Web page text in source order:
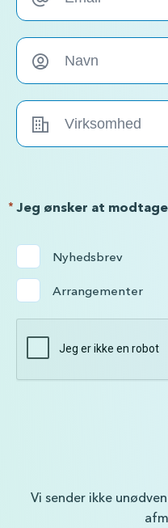
Jeg ønsker at
*
Nyhedsbrev
Arrangementer
Vi sender ikke